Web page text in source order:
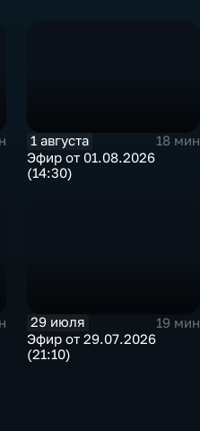
1 августа
18 мин
Эфир от 01.08.2026
(14:30)
29 июля
19 мин
Эфир от 29.07.2026
(21:10)